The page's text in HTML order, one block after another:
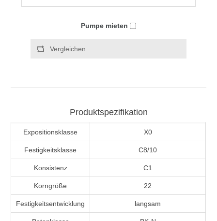
Pumpe mieten
Vergleichen
Produktspezifikation
Expositionsklasse X0
Festigkeitsklasse C8/10
Konsistenz C1
Korngröße 22
Festigkeitsentwicklung langsam